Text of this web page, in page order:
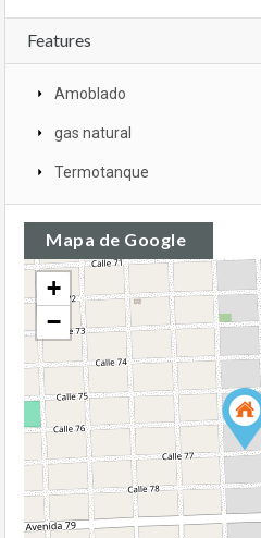
Features
Amoblado
gas natural
Termotanque
Mapa de Google
+
−